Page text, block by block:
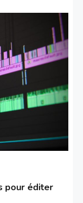
pour éditer